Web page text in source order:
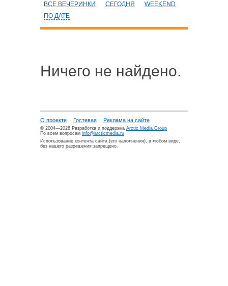
ВСЕ ВЕЧЕРИНКИ СЕГОДНЯ
WEEKEND
ПО ДАТЕ
Ничего не найдено.
О проекте Гостевая Реклама на сайте
© 2004—2026 Разработка и поддержка Arctic Media Group
По всем вопросам info@arcticmedia.ru
Использование контента сайта (его наполнения), в любом виде,
без нашего разрешения запрещено.